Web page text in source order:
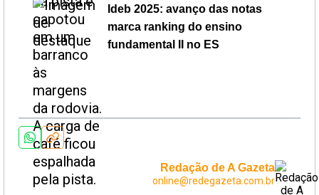
Ideb 2025: avanço das notas
marca ranking do ensino
fundamental II no ES
Redação de A Gazeta
online@redegazeta.com.br